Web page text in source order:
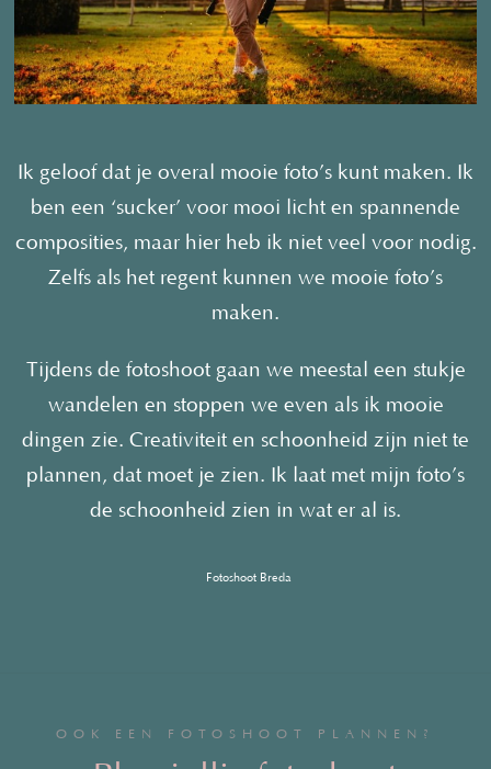
Ik geloof dat je overal mooie foto’s kunt maken. Ik
ben een ‘sucker’ voor mooi licht en spannende
composities, maar hier heb ik niet veel voor nodig.
Zelfs als het regent kunnen we mooie foto’s
maken.
Tijdens de fotoshoot gaan we meestal een stukje
wandelen en stoppen we even als ik mooie
dingen zie. Creativiteit en schoonheid zijn niet te
plannen, dat moet je zien. Ik laat met mijn foto’s
de schoonheid zien in wat er al is.
Fotoshoot Breda
OOK EEN FOTOSHOOT PLANNEN?